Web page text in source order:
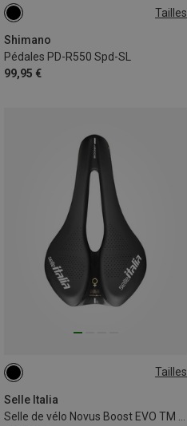
Tailles
Shimano
Pédales PD-R550 Spd-SL
99,95 €
ONE SIZE
Tailles
Selle Italia
L3